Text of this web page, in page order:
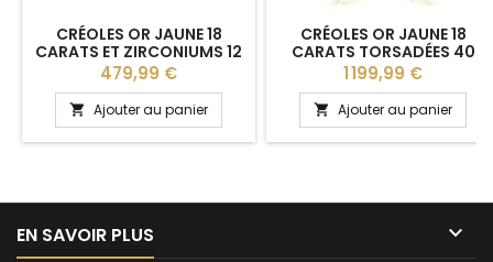
CRÉOLES OR JAUNE 18
CARATS ET ZIRCONIUMS 12
MM
Prix
479,99 €
 Ajouter au panier
CRÉOLES OR JAUNE 18
CARATS TORSADÉES 40
MM
Prix
1 199,99 €
 Ajouter au panier
EN SAVOIR PLUS 